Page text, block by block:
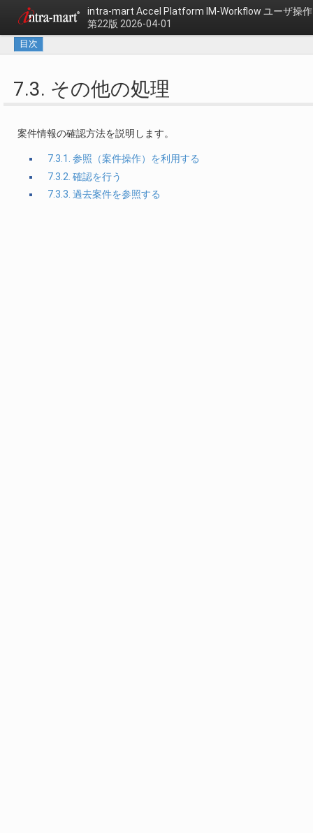
intra-mart Accel Platform IM-Workflow ユーザ操
第22版 2026-04-01
目次
7.3. その他の処理
案件情報の確認方法を説明します。
7.3.1. 参照（案件操作）を利用する
7.3.2. 確認を行う
7.3.3. 過去案件を参照する